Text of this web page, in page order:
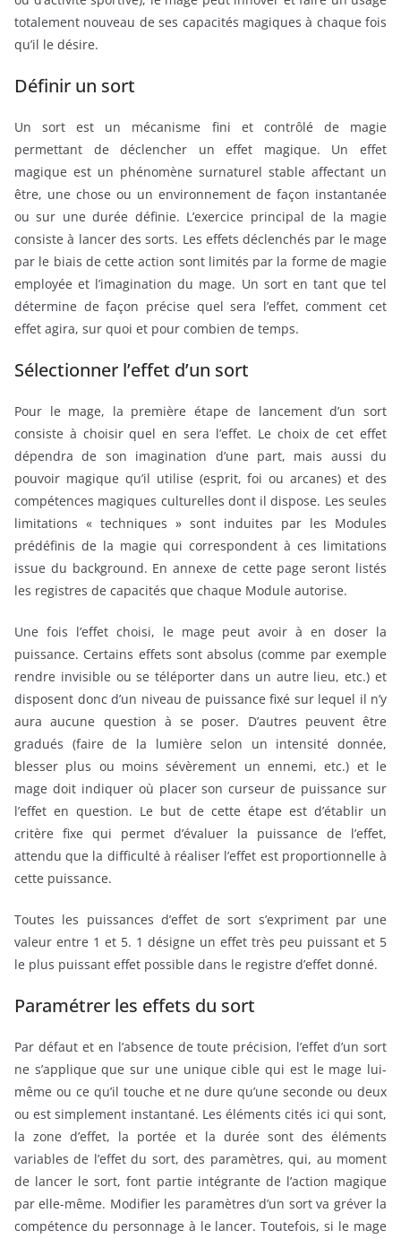
totalement nouveau de ses capacités magiques à chaque fois
qu’il le désire.
Définir un sort
Un sort est un mécanisme fini et contrôlé de magie
permettant de déclencher un effet magique. Un effet
magique est un phénomène surnaturel stable affectant un
être, une chose ou un environnement de façon instantanée
ou sur une durée définie. L’exercice principal de la magie
consiste à lancer des sorts. Les effets déclenchés par le mage
par le biais de cette action sont limités par la forme de magie
employée et l’imagination du mage. Un sort en tant que tel
détermine de façon précise quel sera l’effet, comment cet
effet agira, sur quoi et pour combien de temps.
Sélectionner l’effet d’un sort
Pour le mage, la première étape de lancement d’un sort
consiste à choisir quel en sera l’effet. Le choix de cet effet
dépendra de son imagination d’une part, mais aussi du
pouvoir magique qu’il utilise (esprit, foi ou arcanes) et des
compétences magiques culturelles dont il dispose. Les seules
limitations « techniques » sont induites par les Modules
prédéfinis de la magie qui correspondent à ces limitations
issue du background. En annexe de cette page seront listés
les registres de capacités que chaque Module autorise.
Une fois l’effet choisi, le mage peut avoir à en doser la
puissance. Certains effets sont absolus (comme par exemple
rendre invisible ou se téléporter dans un autre lieu, etc.) et
disposent donc d’un niveau de puissance fixé sur lequel il n’y
aura aucune question à se poser. D’autres peuvent être
gradués (faire de la lumière selon un intensité donnée,
blesser plus ou moins sévèrement un ennemi, etc.) et le
mage doit indiquer où placer son curseur de puissance sur
l’effet en question. Le but de cette étape est d’établir un
critère fixe qui permet d’évaluer la puissance de l’effet,
attendu que la difficulté à réaliser l’effet est proportionnelle à
cette puissance.
Toutes les puissances d’effet de sort s’expriment par une
valeur entre 1 et 5. 1 désigne un effet très peu puissant et 5
le plus puissant effet possible dans le registre d’effet donné.
Paramétrer les effets du sort
Par défaut et en l’absence de toute précision, l’effet d’un sort
ne s’applique que sur une unique cible qui est le mage lui-
même ou ce qu’il touche et ne dure qu’une seconde ou deux
ou est simplement instantané. Les éléments cités ici qui sont,
la zone d’effet, la portée et la durée sont des éléments
variables de l’effet du sort, des paramètres, qui, au moment
de lancer le sort, font partie intégrante de l’action magique
par elle-même. Modifier les paramètres d’un sort va gréver la
compétence du personnage à le lancer. Toutefois, si le mage